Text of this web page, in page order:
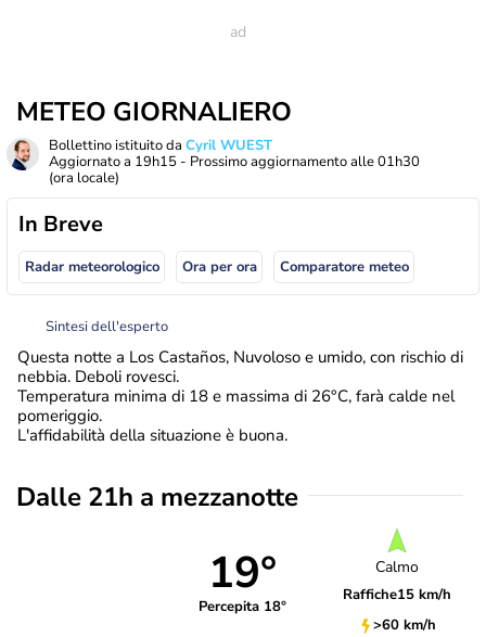
METEO GIORNALIERO
Bollettino istituito da Cyril WUEST
Aggiornato a 19h15 - Prossimo aggiornamento alle01h30
(ora locale)
In Breve
Radar meteorologico Ora per ora Comparatore meteo
Sintesi dell'esperto
Questa notte a Los Castaños, Nuvoloso e umido, con rischio di
nebbia. Deboli rovesci.
Temperatura minima di 18 e massima di 26°C, farà calde nel
pomeriggio.
L'affidabilità della situazione è buona.
Dalle 21h a mezzanotte
19°
Percepita 18°
Calmo
Raffiche15 km/h
>60 km/h